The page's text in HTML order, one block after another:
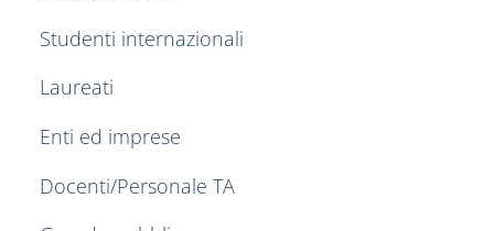
Studenti internazionali
Laureati
Enti ed imprese
Docenti/Personale TA